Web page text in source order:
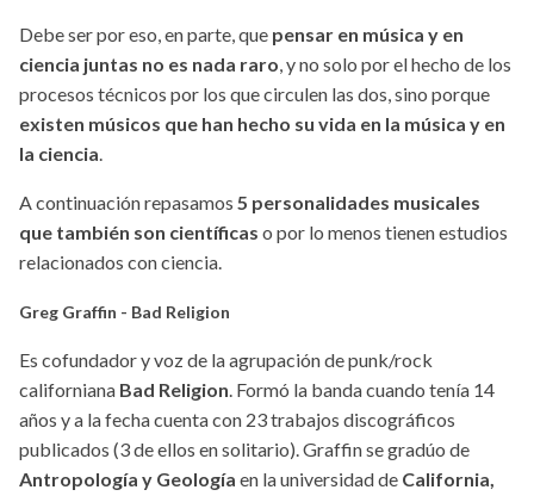
Debe ser por eso, en parte, que pensar en música y en
ciencia juntas no es nada raro, y no solo por el hecho de los
procesos técnicos por los que circulen las dos, sino porque
existen músicos que han hecho su vida en la música y en
la ciencia.
A continuación repasamos 5 personalidades musicales
que también son científicas o por lo menos tienen estudios
relacionados con ciencia.
Greg Graffin - Bad Religion
Es cofundador y voz de la agrupación de punk/rock
californiana Bad Religion. Formó la banda cuando tenía 14
años y a la fecha cuenta con 23 trabajos discográficos
publicados (3 de ellos en solitario). Graffin se gradúo de
Antropología y Geología en la universidad de California,